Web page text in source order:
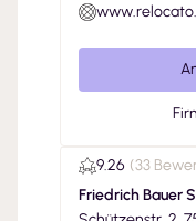
9.26 (33
Friedrich Bauer